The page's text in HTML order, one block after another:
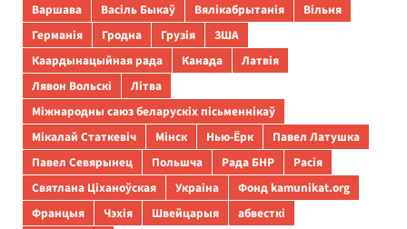
Варшава
Васіль Быкаў Вялікабрытанія
Вільня
Германія
Гродна Грузія
ЗША
Каардынацыйная рада
Канада
Латвія
Лявон Вольскі
Літва
Міжнародны саюз беларускіх пісьменнікаў
Мікалай Статкевіч
Мінск Нью-Ёрк
Павел Латушка
Павел Севярынец
Польшча Рада БНР
Расія
Святлана Ціханоўская
Украіна
Фонд kamunikat.org
Францыя
Чэхія Швейцарыя
абвесткі